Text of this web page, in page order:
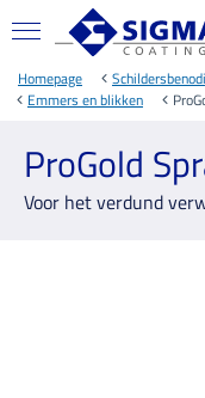
Homepage
Emmers en blikken
ProGold
Voor het verdund